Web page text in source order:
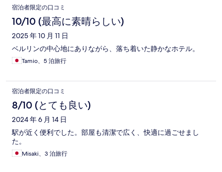
宿泊者限定の口コミ
10/10 (最高に素晴らしい)
2025 年 10 月 11 日
ベルリンの中心地にありながら、落ち着いた静かなホテル。
Tamio、5 泊旅行
宿泊者限定の口コミ
8/10 (とても良い)
2024 年 6 月 14 日
駅が近く便利でした。部屋も清潔で広く、快適に過ごせまし
た。
Misaki、3 泊旅行